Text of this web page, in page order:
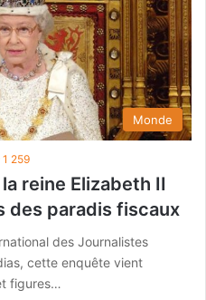
Monde
1 259
reine Elizabeth II
des paradis fiscaux
des Journalistes
cette enquête vient
figures…